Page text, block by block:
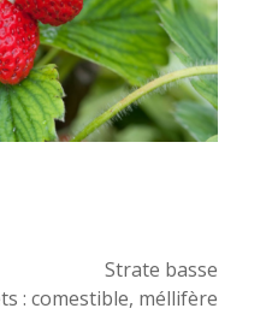
Strate basse
: comestible, méllifère